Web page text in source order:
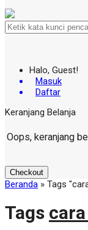
Halo, Guest!
Masuk
Daftar
Keranjang Belanja
Oops, keranjang
Checkout
Beranda » Tags
Tags